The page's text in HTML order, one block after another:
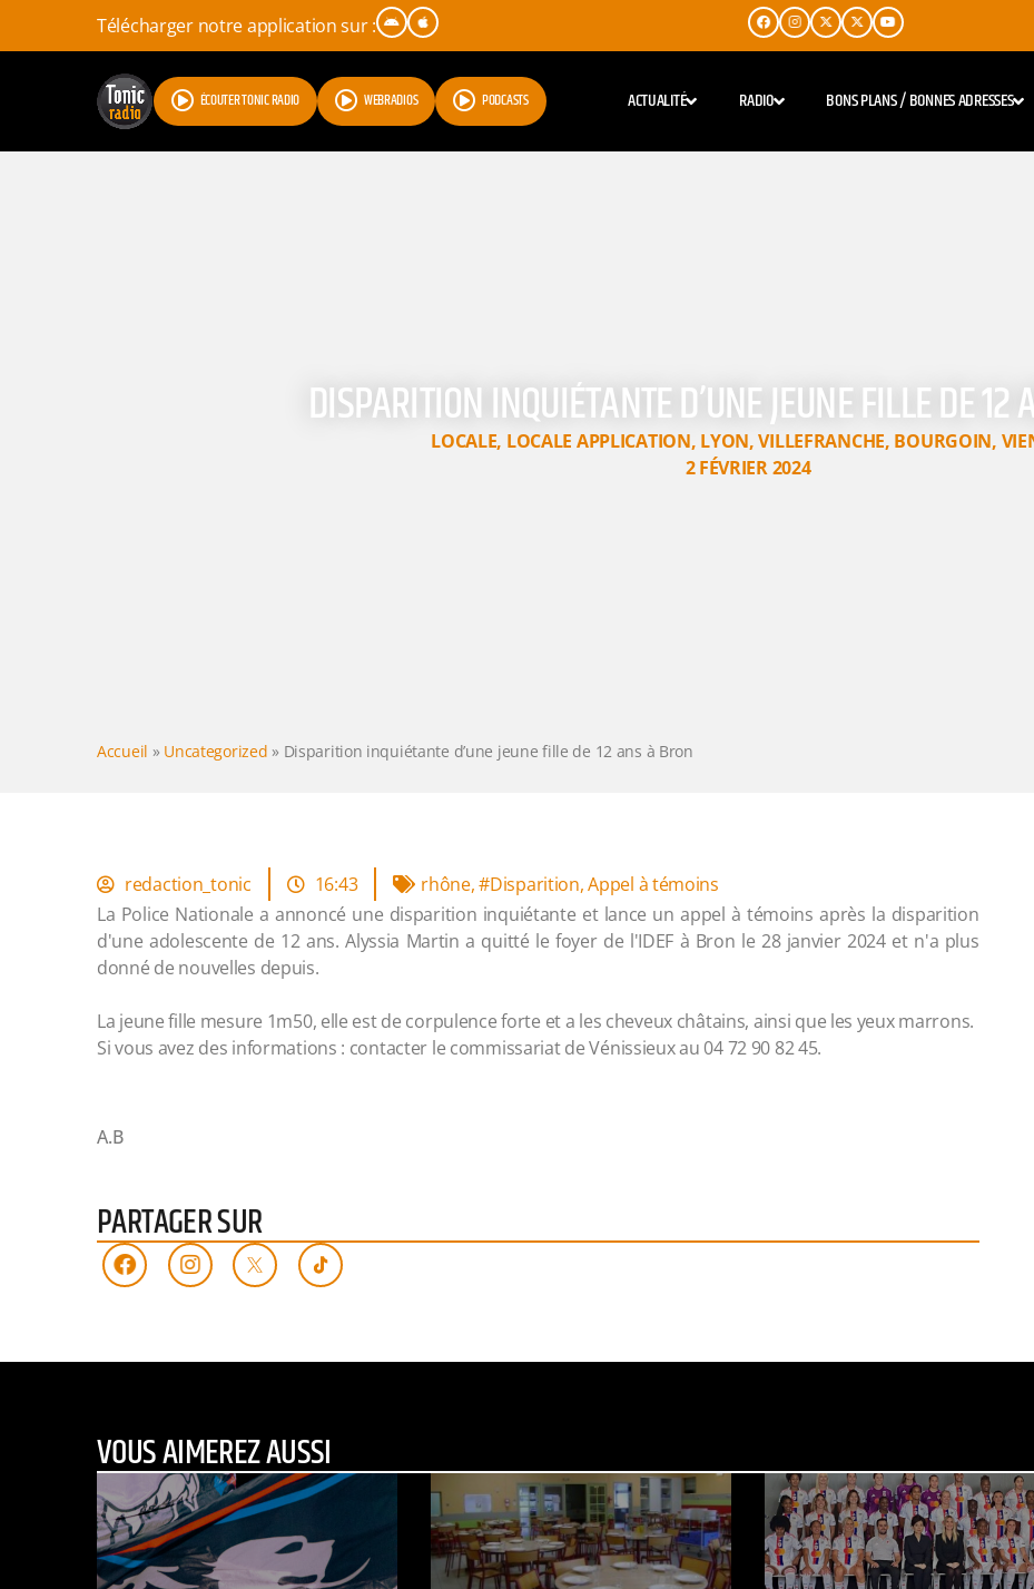
Télécharger notre application sur :
ÉCOUTER TONIC RADIO WEBRADIOS PODCASTS ACTUALITÉ RADIO BONS PLANS / BONNES ADRESSES
DISPARITION INQUIÉTANTE D’UNE JEUNE FILLE DE 12
LOCALE, LOCALE APPLICATION, LYON,VILLEFRANCHE, BOURGOIN,
2 FÉVRIER 2024
Accueil » Uncategorized » Disparition inquiétante d’une jeune fille de 12 ans à Bron
redaction_tonic 16:43 rhône,#Disparition,Appel à témoins
La Police Nationale a annoncé une disparition inquiétante et lance un appel à témoins après la disparition
d'une adolescente de 12 ans. Alyssia Martin a quitté le foyer de l'IDEF à Bron le 28 janvier 2024 et n'a plus
donné de nouvelles depuis.
La jeune fille mesure 1m50, elle est de corpulence forte et a les cheveux châtains, ainsi que les yeux marrons.
Si vous avez des informations : contacter le commissariat de Vénissieux au 04 72 90 82 45.
A.B
PARTAGER SUR
VOUS AIMEREZ AUSSI